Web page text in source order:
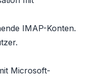
IMAP-Konten.
Microsoft-